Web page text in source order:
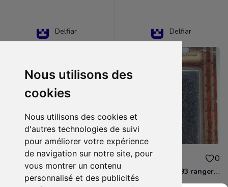
Nous utilisons des
cookies
Nous utilisons des cookies et
d'autres technologies de suivi
pour améliorer votre expérience
de navigation sur notre site, pour
vous montrer un contenu
personnalisé et des publicités
Delfiar
15.00€ 0
D&D - 88286 paladin human male Miniature - Donjons Dragons
Delfiar
12.00€ 0
D&D - WOC 40093 ranger human female Miniature - Donjons Dragons